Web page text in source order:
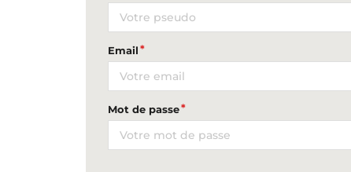
Email
Mot de passe